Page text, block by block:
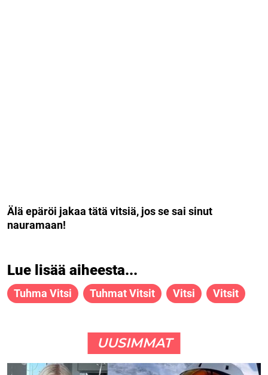
Älä epäröi jakaa tätä vitsiä, jos se sai sinut
nauramaan!
Lue lisää aiheesta...
Tuhma Vitsi Tuhmat Vitsit Vitsi Vitsit
UUSIMMAT